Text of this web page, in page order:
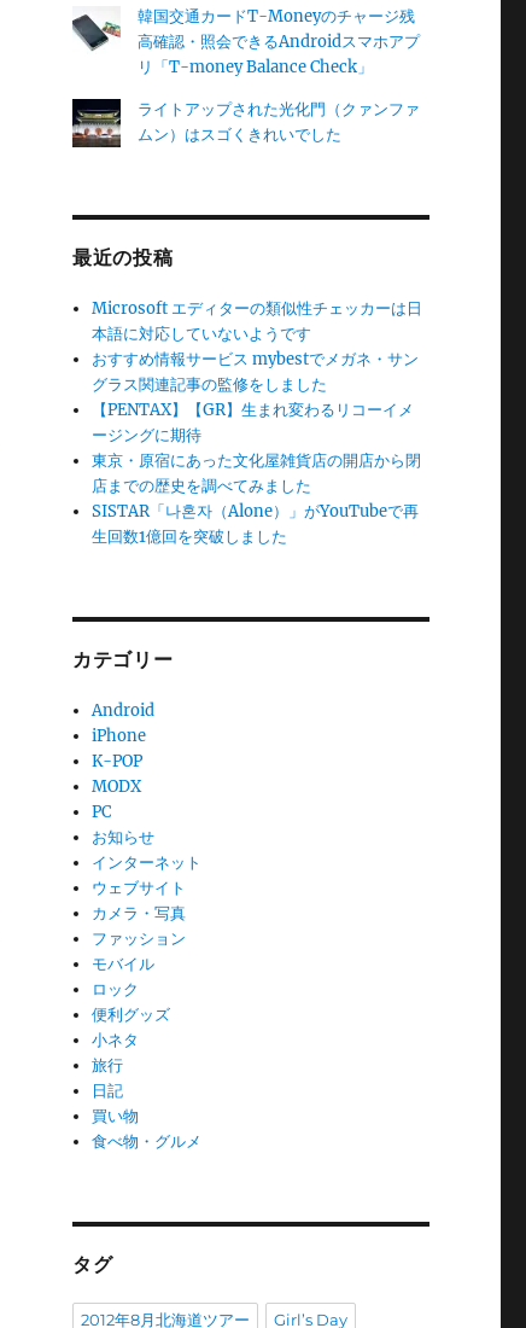
韓国交通カードT-Moneyのチャージ残
高確認・照会できるAndroidスマホアプ
リ「T-money Balance Check」
ライトアップされた光化門（クァンファ
ムン）はスゴくきれいでした
最近の投稿
Microsoft エディターの類似性チェッカーは日
本語に対応していないようです
おすすめ情報サービス mybestでメガネ・サン
グラス関連記事の監修をしました
【PENTAX】【GR】生まれ変わるリコーイメ
ージングに期待
東京・原宿にあった文化屋雑貨店の開店から閉
店までの歴史を調べてみました
SISTAR「나혼자（Alone）」がYouTubeで再
生回数1億回を突破しました
カテゴリー
Android
iPhone
K-POP
MODX
PC
お知らせ
インターネット
ウェブサイト
カメラ・写真
ファッション
モバイル
ロック
便利グッズ
小ネタ
旅行
日記
買い物
食べ物・グルメ
タグ
2012年8月北海道ツアー Girl’s Day